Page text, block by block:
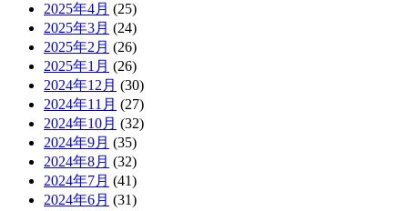
2025年4月 (25)
2025年3月 (24)
2025年2月 (26)
2025年1月 (26)
2024年12月 (30)
2024年11月 (27)
2024年10月 (32)
2024年9月 (35)
2024年8月 (32)
2024年7月 (41)
2024年6月 (31)